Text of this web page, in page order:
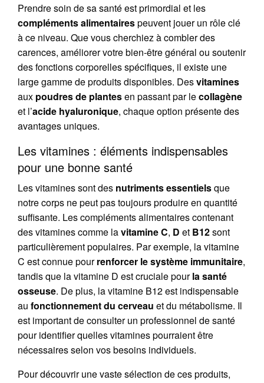
Prendre soin de sa santé est primordial et les
compléments alimentairespeuvent jouer un rôle clé
à ce niveau. Que vous cherchiez à combler des
carences, améliorer votre bien-être général ou soutenir
des fonctions corporelles spécifiques, il existe une
large gamme de produits disponibles. Desvitamines
aux poudres de plantesen passant par lecollagène
et l’acide hyaluronique, chaque option présente des
avantages uniques.
Les vitamines : éléments indispensables
pour une bonne santé
Les vitamines sont des nutriments essentielsque
notre corps ne peut pas toujours produire en quantité
suffisante. Les compléments alimentaires contenant
des vitamines comme lavitamine C, D et B12sont
particulièrement populaires. Par exemple, la vitamine
C est connue pourrenforcer le système immunitaire,
tandis que la vitamine D est cruciale pourla santé
osseuse. De plus, la vitamine B12 est indispensable
au fonctionnement du cerveau et du métabolisme. Il
est important de consulter un professionnel de santé
pour identifier quelles vitamines pourraient être
nécessaires selon vos besoins individuels.
Pour découvrir une vaste sélection de ces produits,